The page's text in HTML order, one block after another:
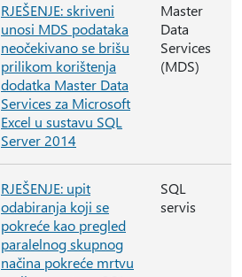
RJEŠENJE: skriveni
unosi MDS podataka
neočekivano se brišu
prilikom korištenja
dodatka Master Data
Services za Microsoft
Excel u sustavu SQL
Server 2014
Master
Data
Services
(MDS)
RJEŠENJE: upit
odabiranja koji se
pokreće kao pregled
paralelnog skupnog
načina pokreće mrtvu
SQL
servis